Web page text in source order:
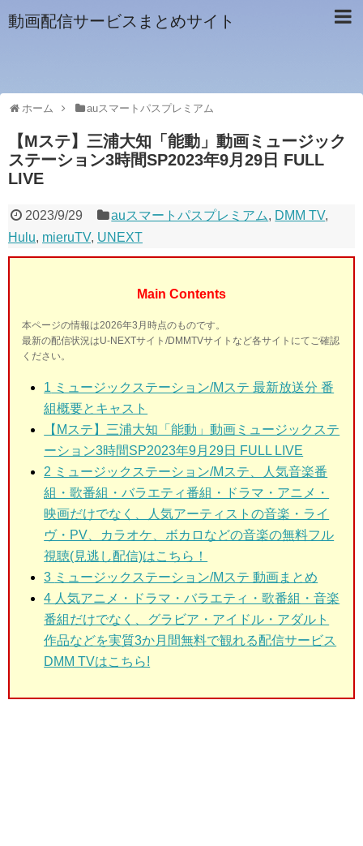
動画配信サービスまとめサイト
ホーム auスマートパスプレミアム
【Mステ】三浦大知「能動」動画ミュージック
ステーション3時間SP2023年9月29日 FULL
LIVE
2023/9/29 auスマートパスプレミアム, DMM TV,
Hulu, mieruTV, UNEXT
Main Contents
本ページの情報は2026年3月時点のものです。
最新の配信状況はU-NEXTサイト/DMMTVサイトなど各サイトにてご確認
ください。
1 ミュージックステーション/Mステ 最新放送分 番
組概要とキャスト
【Mステ】三浦大知「能動」動画ミュージックステ
ーション3時間SP2023年9月29日 FULL LIVE
2 ミュージックステーション/Mステ 、人気音楽番
組・歌番組・バラエティ番組・ドラマ・アニメ・
映画だけでなく、人気アーティストの音楽・ライ
ヴ・PV、カラオケ、ボカロなどの音楽の無料フル
視聴(見逃し配信)はこちら！
3 ミュージックステーション/Mステ 動画まとめ
4 人気アニメ・ドラマ・バラエティ・歌番組・音楽
番組だけでなく、グラビア・アイドル・アダルト
作品などを実質3か月間無料で観れる配信サービス
DMM TVはこちら!